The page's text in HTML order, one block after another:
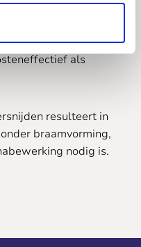
nauwkeurige
fouten en het
als
resulteert in
braamvorming,
nodig is.